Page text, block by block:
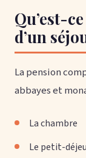
Qu’est-
d’un
La pension
abbayes et
La chambre
Le petit-